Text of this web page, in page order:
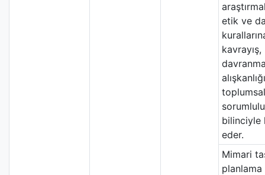
etik ve
kavrayış,
toplumsal
bilinciyle
eder.
Mimari
planlama